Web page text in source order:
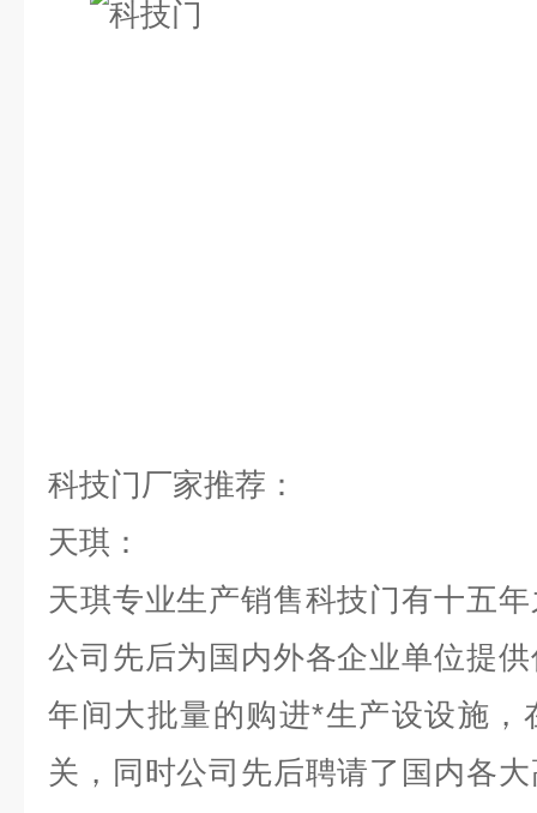
科技门厂家推荐：
天琪：
天琪专业生产销售科技门有十五
公司先后为国内外各企业单位提
年间大批量的购进*生产设设施，
关，同时公司先后聘请了国内各